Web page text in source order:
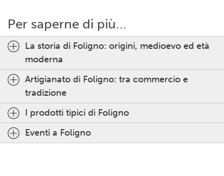
Per saperne di più...
La storia di Foligno: origini, medioevo ed età
moderna
Artigianato di Foligno: tra commercio e
tradizione
I prodotti tipici di Foligno
Eventi a Foligno